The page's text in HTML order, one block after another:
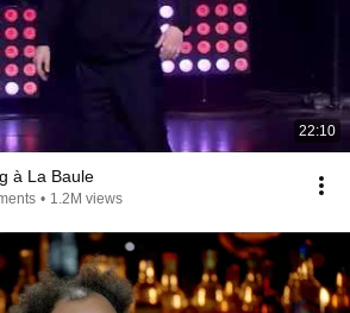
22:10
à La Baule
• 1.2M views